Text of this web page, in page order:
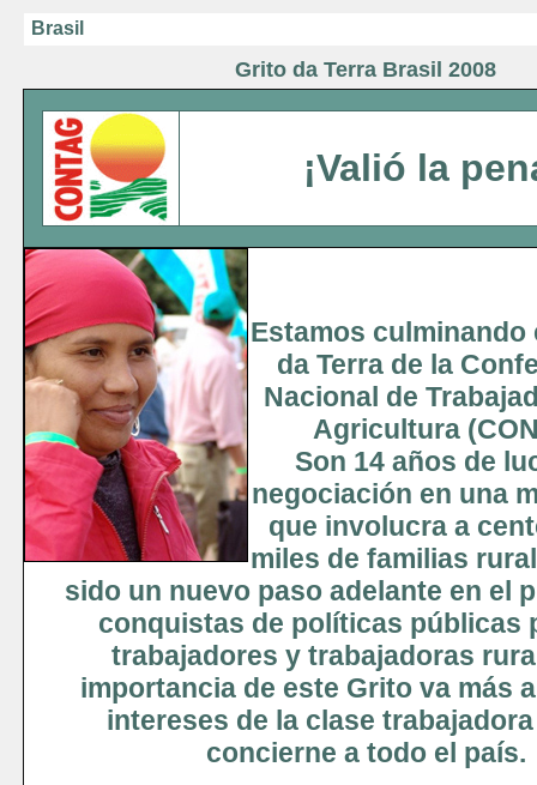
Brasil
Grito da Terra Brasil 2008
¡Valió la
Estamos culminando
da Terra de la
Nacional de
Agricultura
Son 14 años de
negociación en una
que involucra a
miles de familias
sido un nuevo paso adelante en el
conquistas de políticas públicas
trabajadores y trabajadoras
importancia de este Grito va más
intereses de la clase
concierne a todo el país.